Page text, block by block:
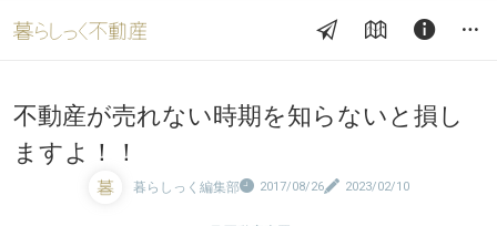
不動産が売れない時期を知らないと損し
ますよ！！
暮らしっく編集部 2017/08/26 2023/02/10